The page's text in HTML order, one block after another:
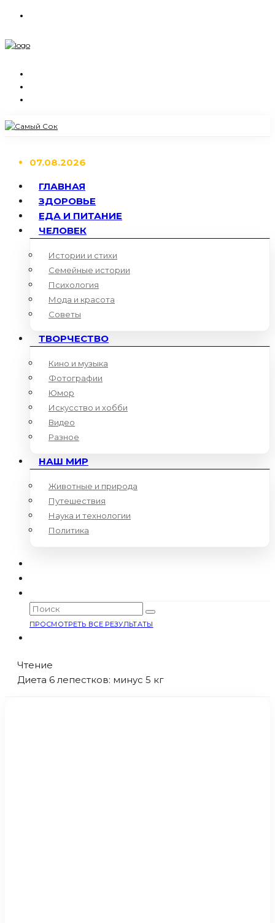
07.08.2026
ГЛАВНАЯ
ЗДОРОВЬЕ
ЕДА И ПИТАНИЕ
ЧЕЛОВЕК
Истории и стихи
Семейные истории
Психология
Мода и красота
Советы
ТВОРЧЕСТВО
Кино и музыка
Фотографии
Юмор
Искусство и хобби
Видео
Разное
НАШ МИР
Животные и природа
Путешествия
Наука и технологии
Политика
ПРОСМОТРЕТЬ ВСЕ РЕЗУЛЬТАТЫ
Чтение
Диета 6 лепестков: минус 5 кг